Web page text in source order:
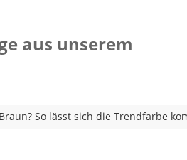
aus unserem
So lässt sich die Trendfarbe